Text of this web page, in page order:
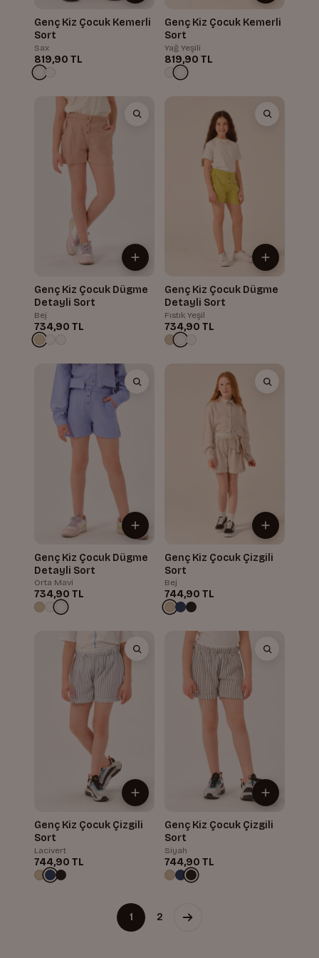
Genç Kiz Çocuk Kemerli
Sort
Sax
819,90 TL
Genç Kiz Çocuk Kemerli
Sort
Yağ Yeşili
819,90 TL
Genç Kiz Çocuk Dügme
Detayli Sort
Bej
734,90 TL
Genç Kiz Çocuk Dügme
Detayli Sort
Fıstık Yeşil
734,90 TL
Genç Kiz Çocuk Dügme
Detayli Sort
Orta Mavi
734,90 TL
Genç Kiz Çocuk Çizgili
Sort
Bej
744,90 TL
Genç Kiz Çocuk Çizgili
Sort
Lacivert
744,90 TL
Genç Kiz Çocuk Çizgili
Sort
Siyah
744,90 TL
1 2